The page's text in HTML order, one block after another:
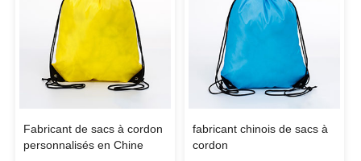
Fabricant de sacs à cordon
personnalisés en Chine
fabricant chinois de sacs à
cordon